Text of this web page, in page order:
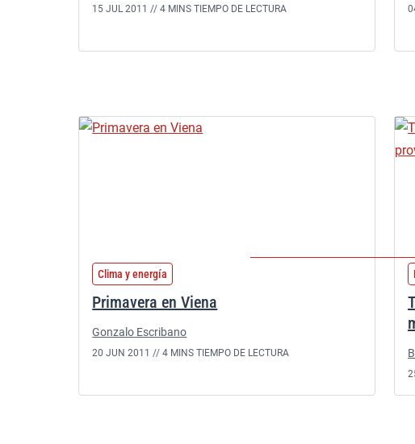
15 JUL 2011 //4 MINS TIEMPO DE LECTURA
Clima y energía
Primavera en Viena
Gonzalo Escribano
20 JUN 2011 //4 MINS TIEMPO DE LECTURA